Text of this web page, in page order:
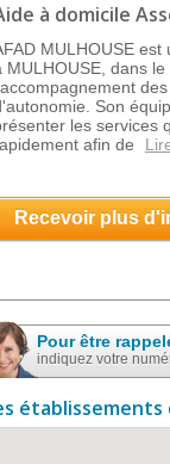
à domicile
MULHOUSE
MULHOUSE, dans
Son
les services
afin de
Recevoir plus
Pour être
indiquez votre
établissements